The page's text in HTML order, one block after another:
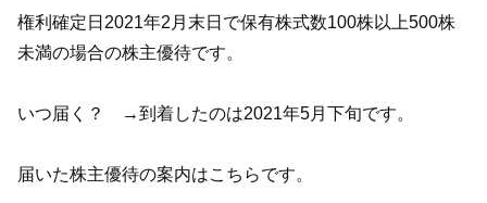
権利確定日2021年2月末日で保有株式数100株以上500株
未満の場合の株主優待です。
いつ届く？ →到着したのは2021年5月下旬です。
届いた株主優待の案内はこちらです。